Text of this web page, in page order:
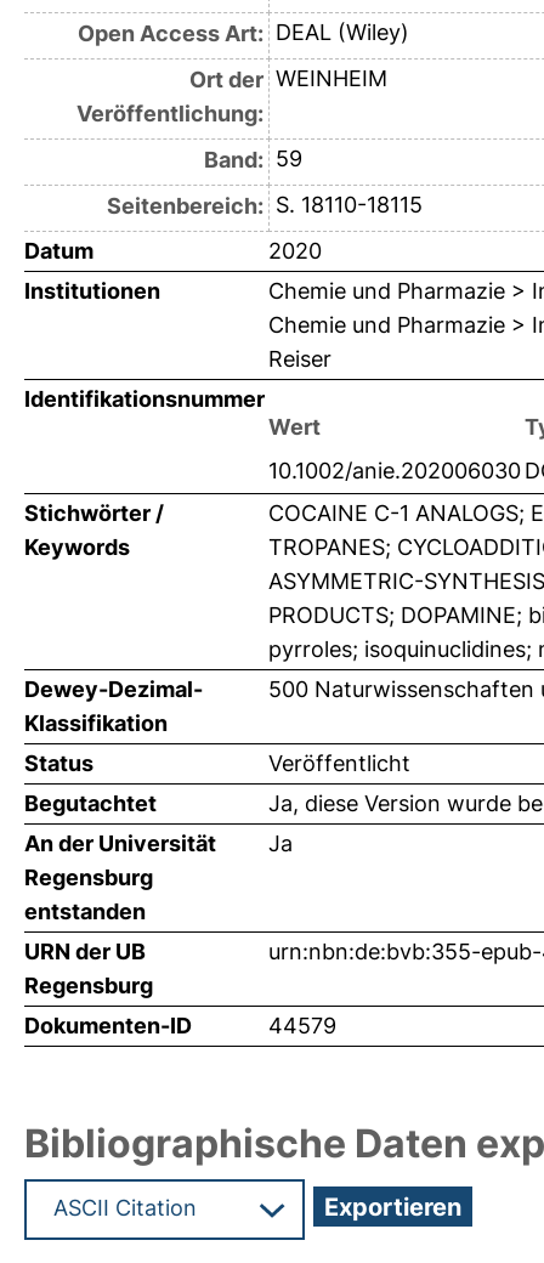
Open Access Art: DEAL (Wiley)
Ort der
Veröffentlichung:
WEINHEIM
Band: 59
Seitenbereich: S. 18110-18115
Datum
2020
Institutionen
Chemie und Pharmazie >
Chemie und Pharmazie >
Reiser
Identifikationsnummer
Wert
10.1002/anie.202006030
Stichwörter /
Keywords
COCAINE C-1 ANALOGS;
TROPANES;
ASYMMETRIC-
PRODUCTS;
pyrroles;
Dewey-Dezimal-
Klassifikation
500 Naturwissenschaften
Status
Veröffentlicht
Begutachtet
Ja, diese Version wurde
An der Universität
Regensburg
entstanden
Ja
URN der UB
Regensburg
urn:nbn:de:bvb:355-
Dokumenten-ID 44579
Bibliographische Daten